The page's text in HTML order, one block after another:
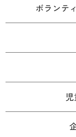
ボランテ